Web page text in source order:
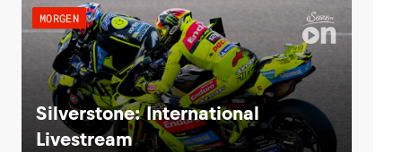
MORGEN
Silverstone: International
Livestream